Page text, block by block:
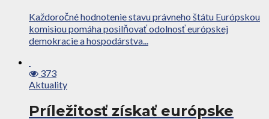
Každoročné hodnotenie stavu právneho štátu Európskou
komisiou pomáha posilňovať odolnosť európskej
demokracie a hospodárstva...
373
Aktuality
Príležitosť získať európske